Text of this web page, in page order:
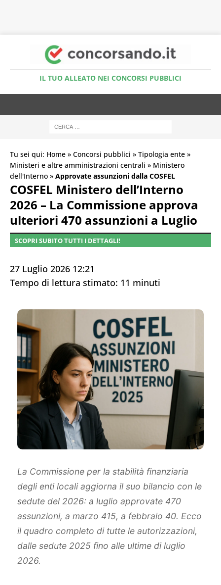
IL TUO ALLEATO NEI CONCORSI PUBBLICI
Tu sei qui: Home » Concorsi pubblici » Tipologia ente »
Ministeri e altre amministrazioni centrali » Ministero
dell'Interno » Approvate assunzioni dalla COSFEL
COSFEL Ministero dell’Interno
2026 – La Commissione approva
ulteriori 470 assunzioni a Luglio
SCOPRI SUBITO TUTTI I DETTAGLI!
27 Luglio 2026 12:21
Tempo di lettura stimato: 11 minuti
La Commissione per la stabilità finanziaria
degli enti locali aggiorna il suo bilancio con le
sedute del 2026: a luglio approvate 470
assunzioni, a marzo 415, a febbraio 40. Ecco
il quadro completo di tutte le autorizzazioni,
dalle sedute 2025 fino alle ultime di luglio
2026.